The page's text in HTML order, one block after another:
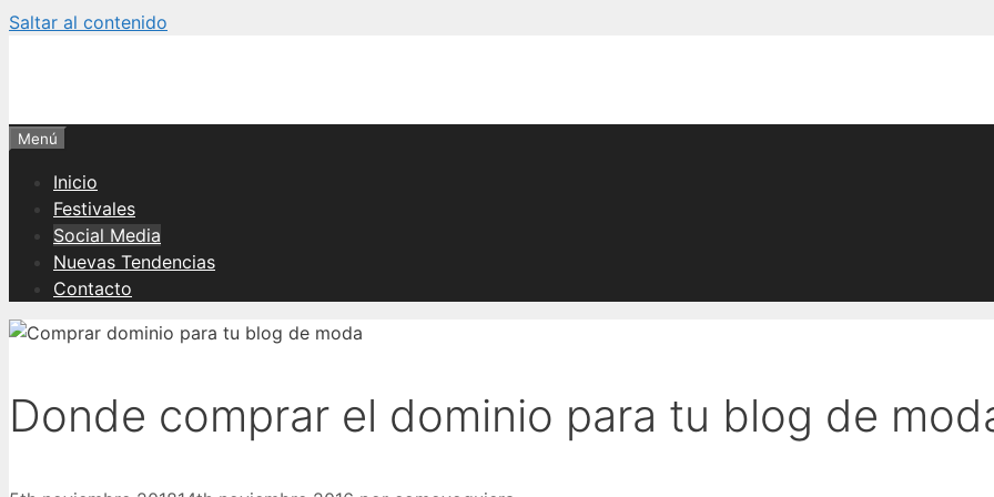
Saltar al contenido
Menú
Inicio
Festivales
Social Media
Nuevas Tendencias
Contacto
Donde comprar el dominio para tu blog de